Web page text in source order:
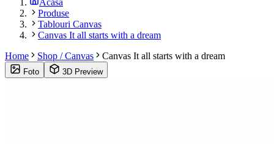
Acasa
Produse
Tablouri Canvas
Canvas It all starts with a dream
Home
Shop / Canvas Canvas It all starts with a dream
Foto 3D Preview